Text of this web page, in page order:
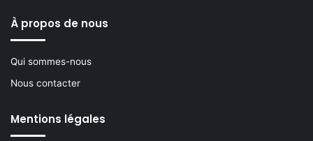
À propos de nous
Qui sommes-nous
Nous contacter
Mentions légales